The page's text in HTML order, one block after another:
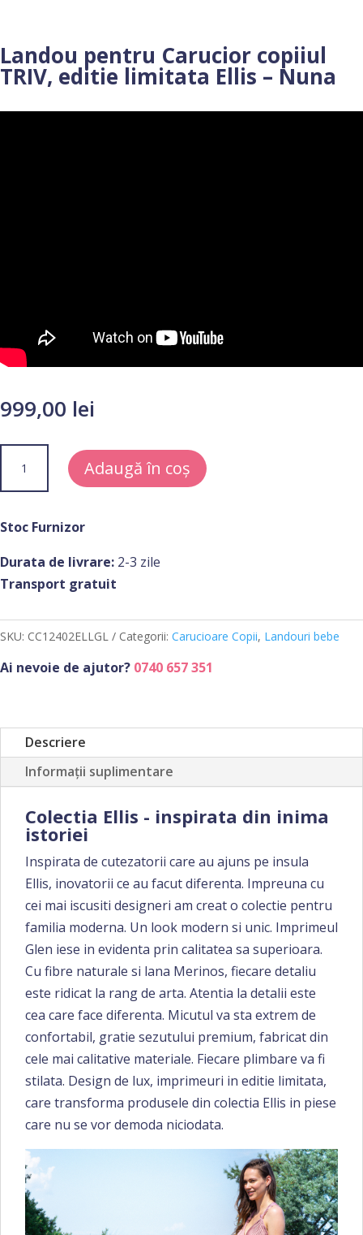
Landou pentru Carucior copiiul
TRIV, editie limitata Ellis – Nuna
999,00 lei
Landou
pentru
Carucior
TRIV,
editie
Ellis
Nuna
Adaugă în coș
Stoc Furnizor
Durata de livrare: 2-3 zile
Transport gratuit
SKU: CC12402ELLGL Categorii: Carucioare Copii, Landouri bebe
Ai nevoie de ajutor? 0740 657 351
Descriere
Informații suplimentare
Colectia Ellis - inspirata din inima
istoriei
Inspirata de cutezatorii care au ajuns pe insula
Ellis, inovatorii ce au facut diferenta. Impreuna cu
cei mai iscusiti designeri am creat o colectie pentru
familia moderna. Un look modern si unic. Imprimeul
Glen iese in evidenta prin calitatea sa superioara.
Cu fibre naturale si lana Merinos, fiecare detaliu
este ridicat la rang de arta. Atentia la detalii este
cea care face diferenta. Micutul va sta extrem de
confortabil, gratie sezutului premium, fabricat din
cele mai calitative materiale. Fiecare plimbare va fi
stilata. Design de lux, imprimeuri in editie limitata,
care transforma produsele din colectia Ellis in piese
care nu se vor demoda niciodata.